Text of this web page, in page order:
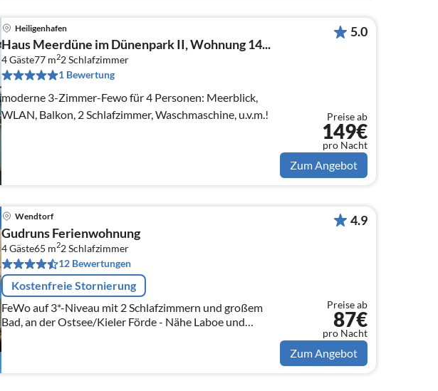
Heiligenhafen
Haus Meerdüne im Dünenpark II, Wohnung 14...
4 Gäste77 m22Schlafzimmer
1 Bewertung
moderne 3-Zimmer-Fewo für 4 Personen: Meerblick,
WLAN, Balkon, 2 Schlafzimmer, Waschmaschine, u.v.m.!
5.0
Preise ab
149€
pro Nacht
Zum Angebot
Wendtorf
Gudruns Ferienwohnung
4 Gäste65 m22Schlafzimmer
12 Bewertungen
Kostenfreie Stornierung
FeWo auf 3*-Niveau mit 2 Schlafzimmern und großem
Bad, an der Ostsee/Kieler Förde - Nähe Laboe und
Schönberg - Keine Kurtaxe
4.9
Preise ab
87€
pro Nacht
Zum Angebot